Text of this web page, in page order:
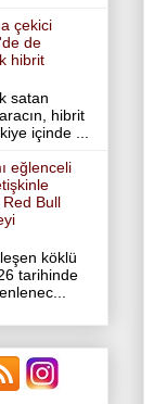
çekici
de
hibrit
satan
hibrit
içinde ...
eğlenceli
Bull
köklü
tarihinde